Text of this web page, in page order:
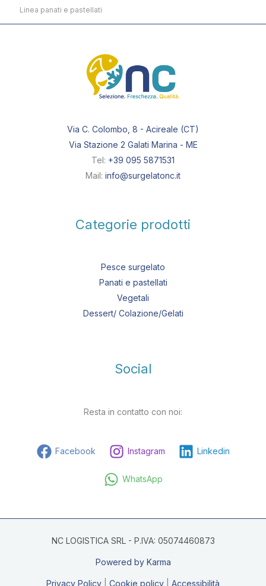
Linea panati e pastellati
Via C. Colombo, 8 - Acireale (CT)
Via Stazione 2 Galati Marina - ME
Tel: +39 095 5871531
Mail: info@surgelatonc.it
Categorie prodotti
Pesce surgelato
Panati e pastellati
Vegetali
Dessert/ Colazione/Gelati
Social
Resta in contatto con noi:
Facebook Instagram Linkedin
WhatsApp
NC LOGISTICA SRL - P.IVA: 05074460873
Powered by Karma
Privacy Policy Cookie policy Accessibilità